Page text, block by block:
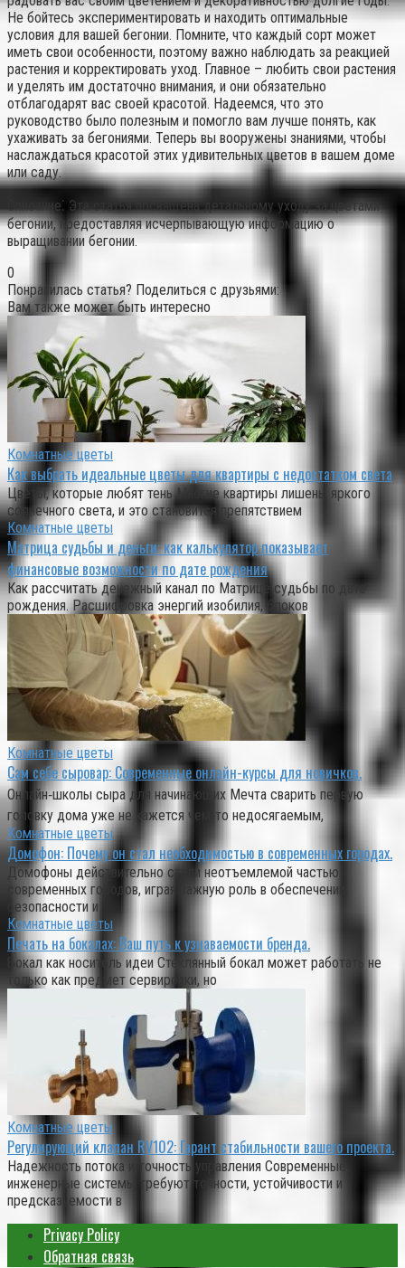
Не бойтесь экспериментировать и находить оптимальные
условия для вашей бегонии. Помните, что каждый сорт может
иметь свои особенности, поэтому важно наблюдать за реакцией
растения и корректировать уход. Главное – любить свои растения
и уделять им достаточно внимания, и они обязательно
отблагодарят вас своей красотой. Надеемся, что это
руководство было полезным и помогло вам лучше понять, как
ухаживать за бегониями. Теперь вы вооружены знаниями, чтобы
наслаждаться красотой этих удивительных цветов в вашем доме
или саду.
Описание⁚ Эта статья посвящена детальному уходу за цветами
бегонии, предоставляя исчерпывающую информацию о
выращивании бегонии.
0
Понравилась статья? Поделиться с друзьями:
Вам также может быть интересно
Комнатные цветы
Как выбрать идеальные цветы для квартиры с недостатком света
Цветы, которые любят тень Многие квартиры лишены яркого
солнечного света, и это становится препятствием
Комнатные цветы
Матрица судьбы и деньги: как калькулятор показывает
финансовые возможности по дате рождения
Как рассчитать денежный канал по Матрице судьбы по дате
рождения. Расшифровка энергий изобилия, блоков
Комнатные цветы
Сам себе сыровар: Современные онлайн-курсы для новичков.
Онлайн‑школы сыра для начинающих Мечта сварить первую
головку дома уже не кажется чем‑то недосягаемым,
Комнатные цветы
Домофон: Почему он стал необходимостью в современных городах.
Домофоны действительно стали неотъемлемой частью
современных городов, играя важную роль в обеспечении
безопасности и
Комнатные цветы
Печать на бокалах: Ваш путь к узнаваемости бренда.
Бокал как носитель идеи Стеклянный бокал может работать не
только как предмет сервировки, но
Комнатные цветы
Регулирующий клапан RV102: Гарант стабильности вашего проекта.
Надежность потока и точность управления Современные
инженерные системы требуют точности, устойчивости и
предсказуемости в
Privacy Policy
Обратная связь